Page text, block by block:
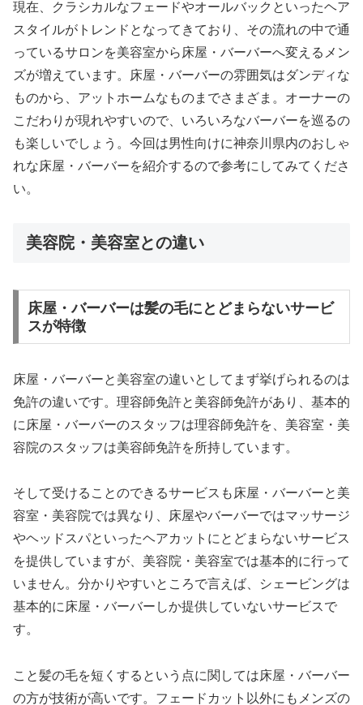
現在、クラシカルなフェードやオールバックといったヘア
スタイルがトレンドとなってきており、その流れの中で通
っているサロンを美容室から床屋・バーバーへ変えるメン
ズが増えています。床屋・バーバーの雰囲気はダンディな
ものから、アットホームなものまでさまざま。オーナーの
こだわりが現れやすいので、いろいろなバーバーを巡るの
も楽しいでしょう。今回は男性向けに神奈川県内のおしゃ
れな床屋・バーバーを紹介するので参考にしてみてくださ
い。
美容院・美容室との違い
床屋・バーバーは髪の毛にとどまらないサービ
スが特徴
床屋・バーバーと美容室の違いとしてまず挙げられるのは
免許の違いです。理容師免許と美容師免許があり、基本的
に床屋・バーバーのスタッフは理容師免許を、美容室・美
容院のスタッフは美容師免許を所持しています。
そして受けることのできるサービスも床屋・バーバーと美
容室・美容院では異なり、床屋やバーバーではマッサージ
やヘッドスパといったヘアカットにとどまらないサービス
を提供していますが、美容院・美容室では基本的に行って
いません。分かりやすいところで言えば、シェービングは
基本的に床屋・バーバーしか提供していないサービスで
す。
こと髪の毛を短くするという点に関しては床屋・バーバー
の方が技術が高いです。フェードカット以外にもメンズの